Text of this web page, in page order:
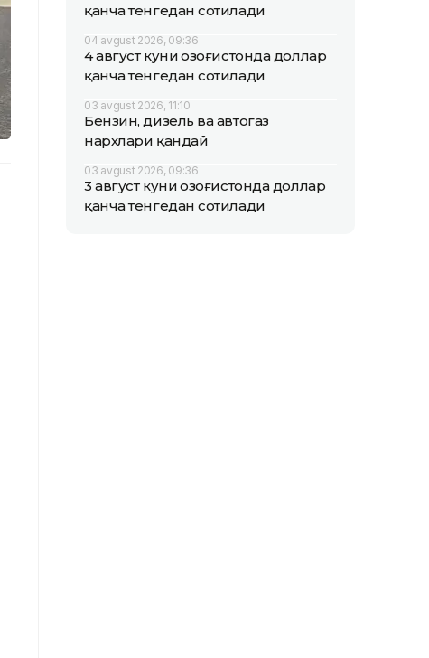
қанча тенгедан сотилади
04 avgust 2026, 09:36
4 август куни Қозоғистонда доллар
қанча тенгедан сотилади
03 avgust 2026, 11:10
Бензин, дизель ва автогаз
нархлари қандай
03 avgust 2026, 09:36
3 август куни Қозоғистонда доллар
қанча тенгедан сотилади